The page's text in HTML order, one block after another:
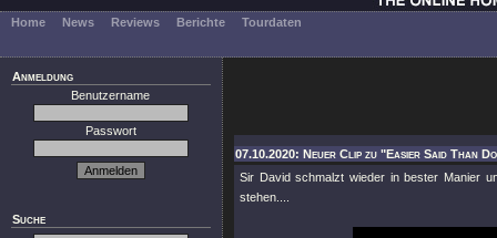
Home News Reviews Berichte Tourdaten
Anmeldung
Benutzername
Passwort
Suche
07.10.2020: Neuer Clip zu "Easier Said Than
Sir David schmalzt wieder in bester Manier
stehen....